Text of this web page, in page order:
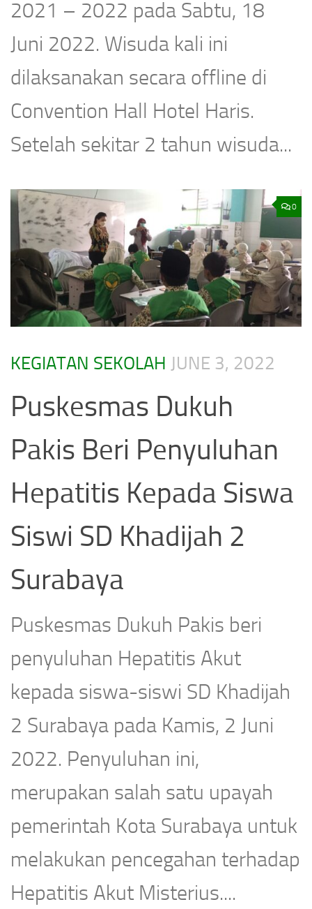
2021 – 2022 pada Sabtu, 18
Juni 2022. Wisuda kali ini
dilaksanakan secara offline di
Convention Hall Hotel Haris.
Setelah sekitar 2 tahun wisuda...
0
KEGIATAN SEKOLAH JUNE 3, 2022
Puskesmas Dukuh
Pakis Beri Penyuluhan
Hepatitis Kepada Siswa
Siswi SD Khadijah 2
Surabaya
Puskesmas Dukuh Pakis beri
penyuluhan Hepatitis Akut
kepada siswa-siswi SD Khadijah
2 Surabaya pada Kamis, 2 Juni
2022. Penyuluhan ini,
merupakan salah satu upayah
pemerintah Kota Surabaya untuk
melakukan pencegahan terhadap
Hepatitis Akut Misterius....